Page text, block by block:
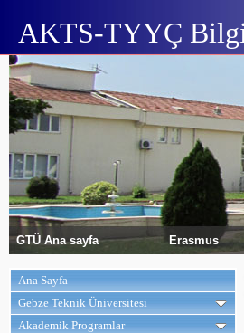
AKTS-TYYÇ
GTÜ Ana sayfa Erasmus
Ana Sayfa
Gebze Teknik Üniversitesi
Akademik Programlar